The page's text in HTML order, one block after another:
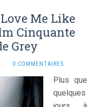
Me Like
Cinquante
Grey
· 0 COMMENTAIRES
Plus que
quelques